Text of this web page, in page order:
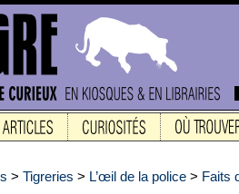
> Tigreries > L’œil de la police > Faits